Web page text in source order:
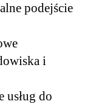
podejście
i
usług do